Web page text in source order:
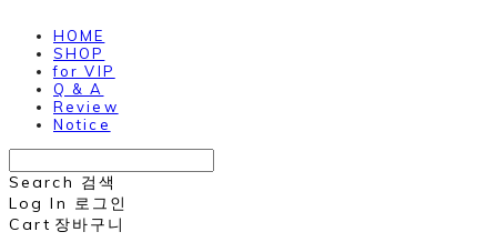
HOME
SHOP
for VIP
Q & A
Review
Notice
Search 검색
Log In 로그인
Cart 장바구니